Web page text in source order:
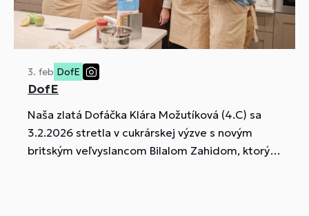
3. feb DofE
DofE
Naša zlatá Dofáčka Klára Možutíková (4.C) sa
3.2.2026 stretla v cukrárskej výzve s novým
britským veľvyslancom Bilalom Zahidom, ktorý